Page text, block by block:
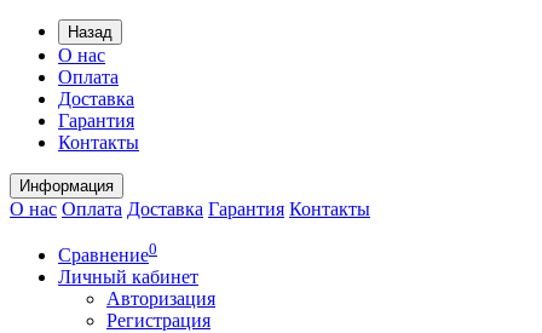
Назад
О нас
Оплата
Доставка
Гарантия
Контакты
Информация
О нас Оплата Доставка Гарантия Контакты
Сравнение0
Личный кабинет
Авторизация
Регистрация